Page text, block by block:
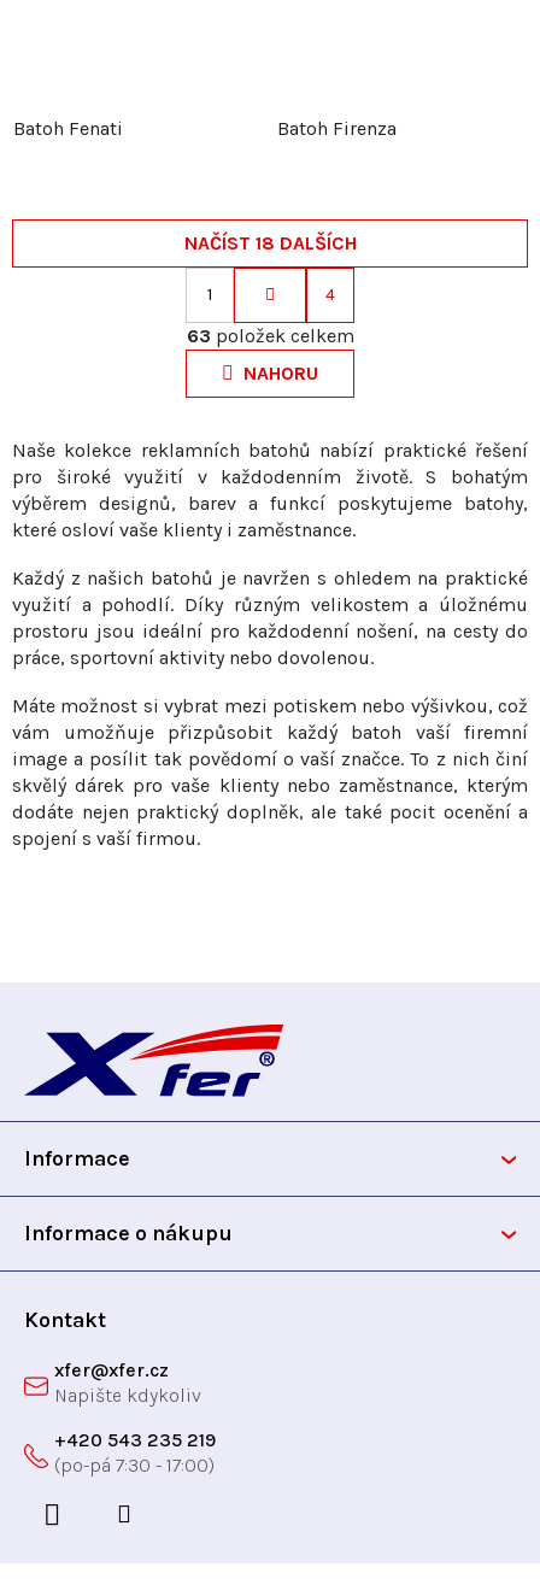
Batoh Fenati Batoh Firenza
O
v
l
á
a
c
í
r
v
k
y
v
ý
p
i
s
NAČÍST 18 DALŠÍCH
S
t
r
á
k
o
v
á
n
í
1 4
63 položek celkem
NAHORU
Naše kolekce reklamních batohů nabízí praktické řešení
pro široké využití v každodenním životě. S bohatým
výběrem designů, barev a funkcí poskytujeme batohy,
které osloví vaše klienty i zaměstnance.
Každý z našich batohů je navržen s ohledem na praktické
využití a pohodlí. Díky různým velikostem a úložnému
prostoru jsou ideální pro každodenní nošení, na cesty do
práce, sportovní aktivity nebo dovolenou.
Máte možnost si vybrat mezi potiskem nebo výšivkou, což
vám umožňuje přizpůsobit každý batoh vaší firemní
image a posílit tak povědomí o vaší značce. To z nich činí
skvělý dárek pro vaše klienty nebo zaměstnance, kterým
dodáte nejen praktický doplněk, ale také pocit ocenění a
spojení s vaší firmou.
p
Informace
Informace o nákupu
Kontakt
xfer@xfer.cz
+420 543 235 219